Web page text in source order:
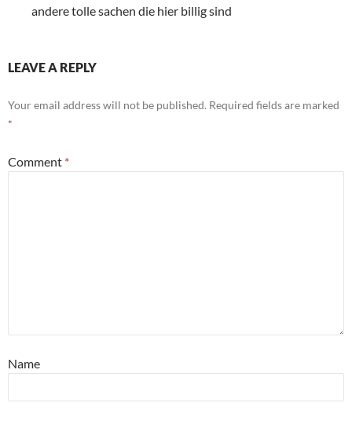
andere tolle sachen die hier billig sind
LEAVE A REPLY
Your email address will not be published. Required fields are marked
*
Comment *
Name